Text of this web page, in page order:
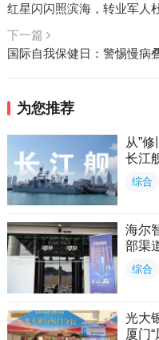
红星闪闪照滨海，转业军人
下一篇
国际自我保健日：警惕慢病
为您推荐
从”
长江
综合
海尔
部渠
综合
光大
厦门